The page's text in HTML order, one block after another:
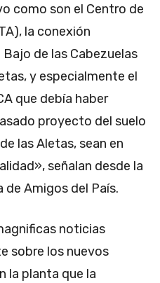
como son el Centro de
la conexión
de las Cabezuelas
y especialmente el
que debía haber
proyecto del suelo
las Aletas, sean en
señalan desde la
Amigos del País.
noticias
sobre los nuevos
la planta que la